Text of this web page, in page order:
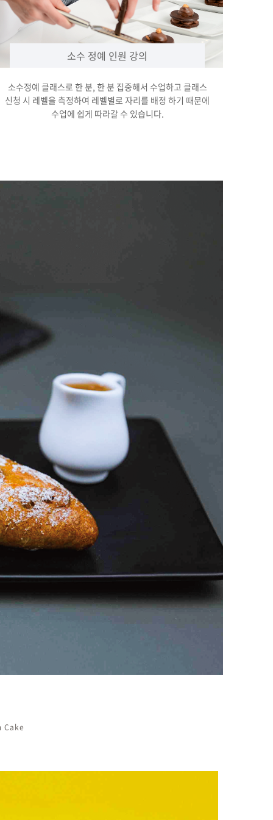
소수 정예 인원 강의
소수정예 클래스로 한 분, 한 분 집중해서 수업하고 클래스
신청 시 레벨을 측정하여 레벨별로 자리를 배정 하기 때문에
수업에 쉽게 따라갈 수 있습니다.